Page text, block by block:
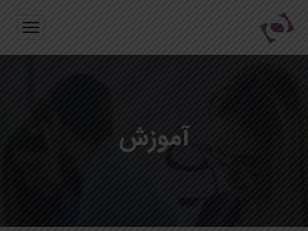
آموزش